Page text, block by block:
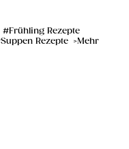
Frühling Rezepte
Suppen Rezepte Mehr